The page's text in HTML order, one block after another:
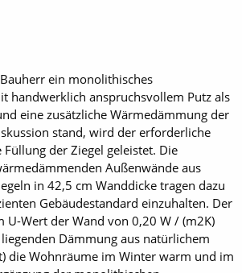
ein monolithisches
handwerklich anspruchsvollem Putz als
eine zusätzliche Wärmedämmung der
stand, wird der erforderliche
der Ziegel geleistet. Die
Außenwände aus
in 42,5 cm Wanddicke tragen dazu
Gebäudestandard einzuhalten. Der
U-Wert der Wand von 0,20 W / (m2K)
Dämmung aus natürlichem
die Wohnräume im Winter warm und im